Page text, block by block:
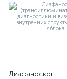
Диафаноскоп